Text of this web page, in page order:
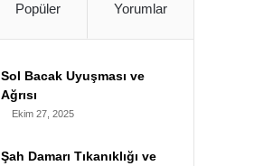
Popüler Yorumlar
Sol Bacak Uyuşması ve
Ağrısı
Ekim 27, 2025
Şah Damarı Tıkanıklığı ve